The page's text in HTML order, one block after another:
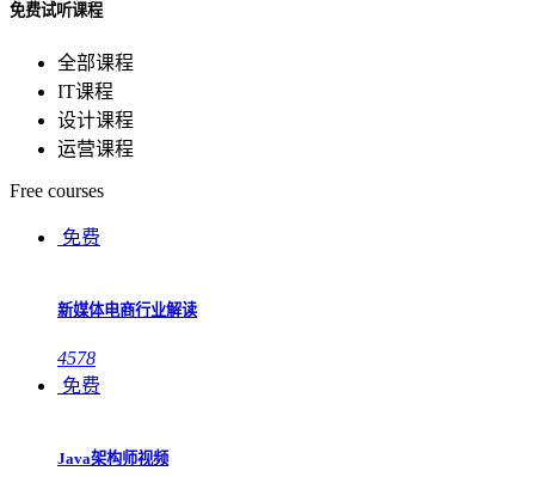
免费试听课程
全部课程
IT课程
设计课程
运营课程
Free courses
免费
新媒体电商行业解读
4578
免费
Java架构师视频